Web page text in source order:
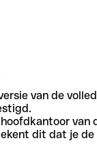
van de
van
dit dat je